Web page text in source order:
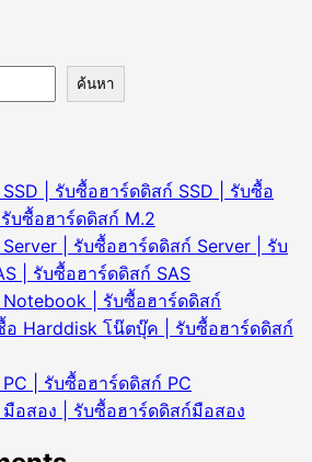
ค้นหา
| รับซื้อฮาร์ดดิสก์ SSD | รับซื้อ
บซื้อฮาร์ดดิสก์ M.2
| รับซื้อฮาร์ดดิสก์ Server | รับ
| รับซื้อฮาร์ดดิสก์ SAS
| รับซื้อฮาร์ดดิสก์
Harddisk โน๊ตบุ๊ค | รับซื้อฮาร์ดดิสก์
| รับซื้อฮาร์ดดิสก์ PC
อสอง | รับซื้อฮาร์ดดิสก์มือสอง